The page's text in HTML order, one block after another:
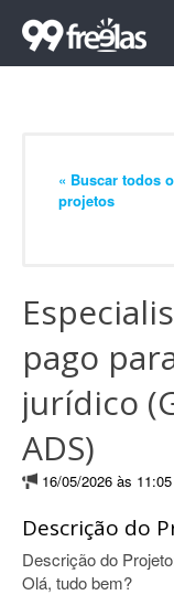
« Buscar todos
projetos
pago
jurídico
ADS)
16/05/2026 às 11:05
Descrição do
Descrição do
Olá, tudo bem?